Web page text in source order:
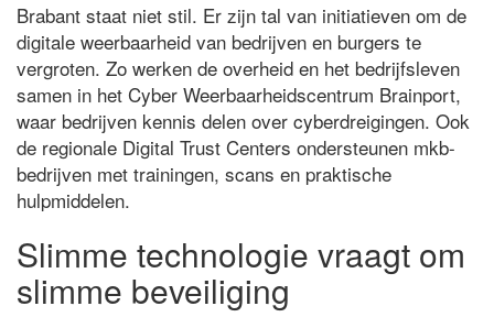
Brabant staat niet stil. Er zijn tal van initiatieven om de
digitale weerbaarheid van bedrijven en burgers te
vergroten. Zo werken de overheid en het bedrijfsleven
samen in het Cyber Weerbaarheidscentrum Brainport,
waar bedrijven kennis delen over cyberdreigingen. Ook
de regionale Digital Trust Centers ondersteunen mkb-
bedrijven met trainingen, scans en praktische
hulpmiddelen.
Slimme technologie vraagt om
slimme beveiliging